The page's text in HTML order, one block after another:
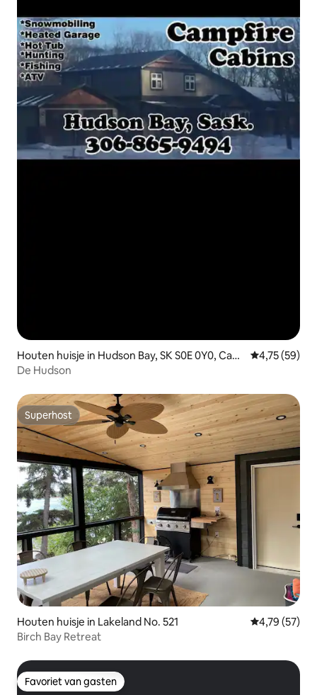
Houten huisje in Hudson Bay, SK S0E 0Y0, Cana
da
Gemiddelde
4,75 (59)
De Hudson
Superhost
Superhost
Houten huisje in Lakeland No. 521 Gemiddelde
4,79 (57)
Birch Bay Retreat
Favoriet van gasten
Favoriet van gasten